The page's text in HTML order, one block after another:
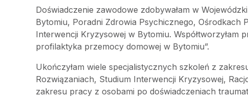
Doświadczenie zawodowe zdobywałam w
Bytomiu, Poradni Zdrowia Psychicznego, Ośrodkach
Interwencji Kryzysowej w Bytomiu. Współtworzyłam
profilaktyka przemocy domowej w Bytomiu”.
Ukończyłam wiele specjalistycznych szkoleń z
Rozwiązaniach, Studium Interwencji Kryzysowej,
zakresu pracy z osobami po doświadczeniach